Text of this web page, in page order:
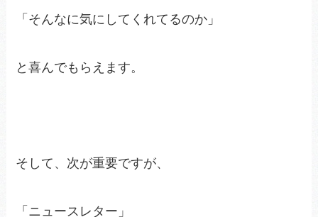
「そんなに気にしてくれてるのか」
と喜んでもらえます。
そして、次が重要ですが、
「ニュースレター」